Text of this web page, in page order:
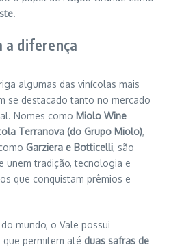
.
a diferença
algumas das vinícolas mais
se destacado tanto no mercado
Nomes como Miolo Wine
Terranova (do Grupo Miolo),
Garziera e Botticelli, são
unem tradição, tecnologia e
que conquistam prêmios e
mundo, o Vale possui
que permitem até duas safras de